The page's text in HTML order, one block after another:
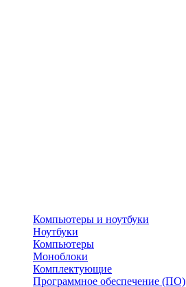
Компьютеры и ноутбуки
Ноутбуки
Компьютеры
Моноблоки
Комплектующие
Программное обеспечение (ПО)